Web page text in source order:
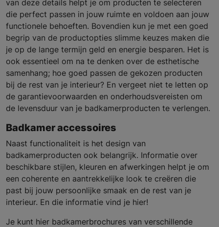
van deze details helpt je om producten te selecteren
die perfect passen in jouw ruimte en voldoen aan jouw
functionele behoeften. Bovendien kun je met een goed
begrip van de productopties slimme keuzes maken die
je op de lange termijn geld en energie besparen. Het is
ook essentieel om na te denken over de esthetische
samenhang; hoe goed passen de gekozen producten
bij de rest van je interieur? En vergeet niet te letten op
de garantievoorwaarden en onderhoudsvereisten om
de levensduur van je badkamerproducten te verlengen.
Badkamer accessoires
Naast functionaliteit is het design van
badkamerproducten ook belangrijk. Informatie over
beschikbare stijlen, kleuren en afwerkingen helpt je om
een coherente en aantrekkelijke look te creëren die
past bij jouw persoonlijke smaak en de rest van je
interieur. En die informatie vind je hier!
Je kunt hier badkamerbrochures van verschillende